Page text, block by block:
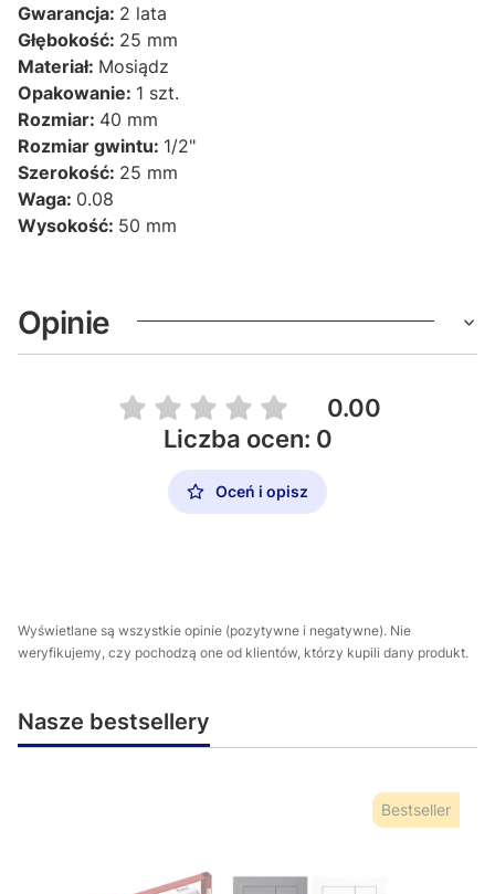
Gwarancja: 2 lata
Głębokość: 25 mm
Materiał: Mosiądz
Opakowanie: 1 szt.
Rozmiar: 40 mm
Rozmiar gwintu: 1/2"
Szerokość: 25 mm
Waga: 0.08
Wysokość: 50 mm
Opinie
0.00
Liczba ocen: 0
Oceń i opisz
Wyświetlane są wszystkie opinie (pozytywne i negatywne). Nie
weryfikujemy, czy pochodzą one od klientów, którzy kupili dany produkt.
Nasze bestsellery
Bestseller